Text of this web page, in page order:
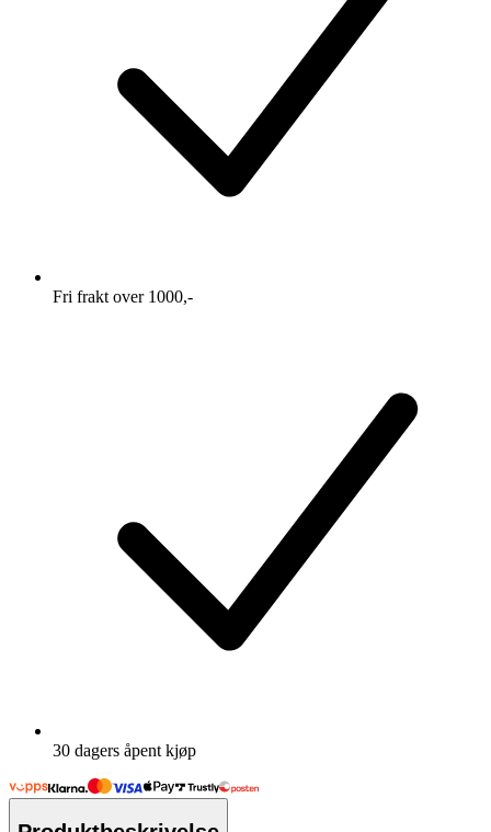
Fri frakt over 1000,-
30 dagers åpent kjøp